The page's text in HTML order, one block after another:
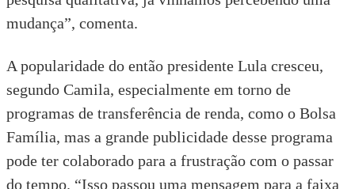
mudança”, comenta.
A popularidade do então presidente Lula cresceu,
segundo Camila, especialmente em torno de
programas de transferência de renda, como o Bolsa
Família, mas a grande publicidade desse programa
pode ter colaborado para a frustração com o passar
do tempo. “Isso passou uma mensagem para a faixa